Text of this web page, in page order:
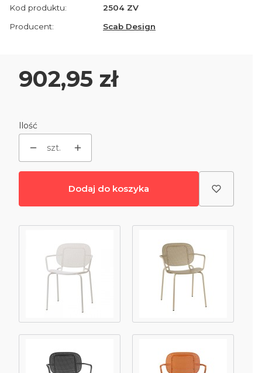
Kod produktu:
2504 ZV
Producent:
Scab Design
Cena
902,95 zł
Ilość
szt.
Dodaj do koszyka